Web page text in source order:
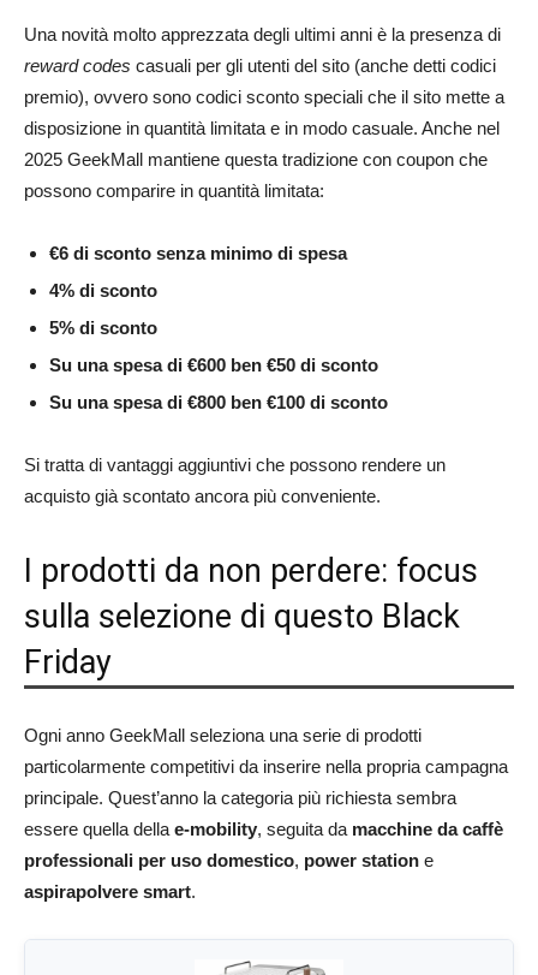
Una novità molto apprezzata degli ultimi anni è la presenza di
reward codes casuali per gli utenti del sito (anche detti codici
premio), ovvero sono codici sconto speciali che il sito mette a
disposizione in quantità limitata e in modo casuale. Anche nel
2025 GeekMall mantiene questa tradizione con coupon che
possono comparire in quantità limitata:
€6 di sconto senza minimo di spesa
4% di sconto
5% di sconto
Su una spesa di €600 ben €50 di sconto
Su una spesa di €800 ben €100 di sconto
Si tratta di vantaggi aggiuntivi che possono rendere un
acquisto già scontato ancora più conveniente.
I prodotti da non perdere: focus
sulla selezione di questo Black
Friday
Ogni anno GeekMall seleziona una serie di prodotti
particolarmente competitivi da inserire nella propria campagna
principale. Quest’anno la categoria più richiesta sembra
essere quella della e-mobility, seguita da macchine da caffè
professionali per uso domestico, power station e
aspirapolvere smart.